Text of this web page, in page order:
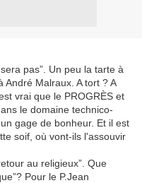
pas”. Un peu la tarte à
Malraux. A tort ? A
vrai que le PROGRÈS et
le domaine technico-
gage de bonheur. Et il est
soif, où vont-ils l'assouvir
au religieux”. Que
Pour le P.Jean